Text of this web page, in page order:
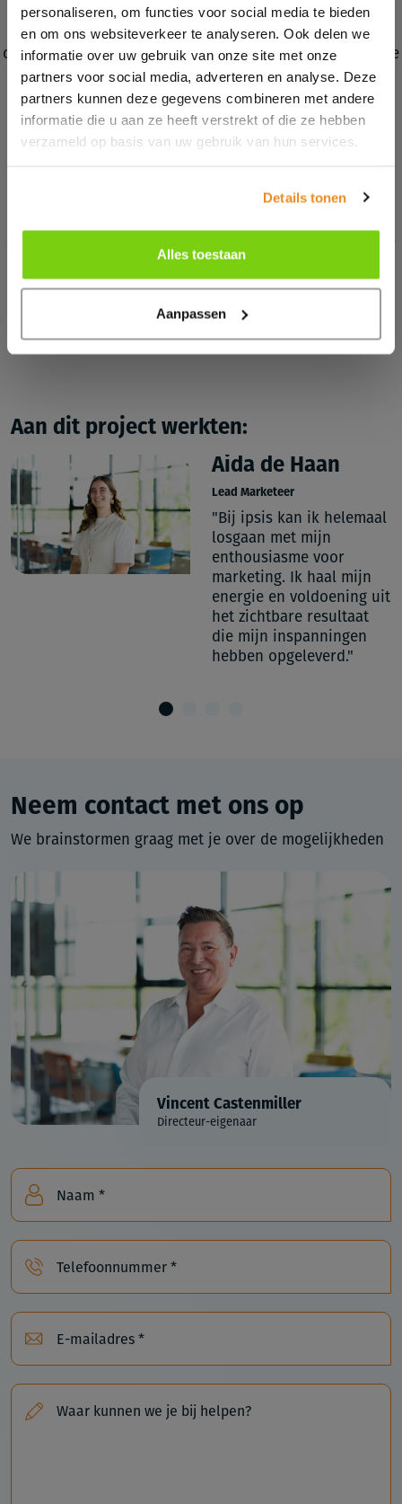
personaliseren, om functies voor social media te bieden
en om ons websiteverkeer te analyseren. Ook delen we
informatie over uw gebruik van onze site met onze
partners voor social media, adverteren en analyse. Deze
partners kunnen deze gegevens combineren met andere
informatie die u aan ze heeft verstrekt of die ze hebben
verzameld op basis van uw gebruik van hun services.
Details tonen
Alles toestaan
Aanpassen
door ruim 3200 leden in gebruik genomen. Zelfs nu
stappen leden nog dagelijks over dankzij de informatie
op de posters, narrowcasting in de club en de informatie
op de website. Een resultaat waar we trots op zijn!
Meer impact met jouw marketing?
doelgroep bereiken en activeren. Benieuwd wat we voor
Neem contact met ons op!
Aan dit project werkten:
Aida de Haan
Lead Marketeer
"Bij ipsis kan ik helemaal
losgaan met mijn
enthousiasme voor
marketing. Ik haal mijn
energie en voldoening uit
het zichtbare resultaat
die mijn inspanningen
hebben opgeleverd."
Neem contact met ons op
We brainstormen graag met je over de mogelijkheden
Vincent Castenmiller
Directeur-eigenaar
Naam *
Telefoonnummer *
E-mailadres *
Waar kunnen we je bij helpen?